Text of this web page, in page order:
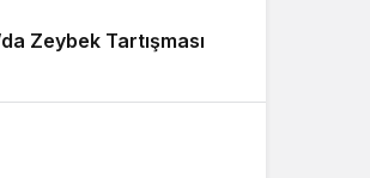
Zeybek Tartışması